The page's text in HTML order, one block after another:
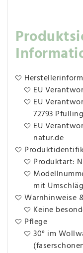
EU
EU
72793
EU
natur.de
Produktart:
mit
Warnhinweise
Keine
Pflege
30° im